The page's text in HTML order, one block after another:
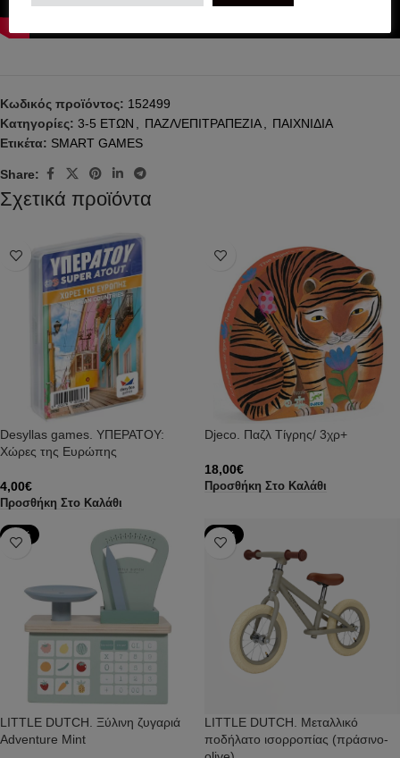
Κωδικός προϊόντος: 152499
Κατηγορίες: 3-5 ΕΤΩΝ , ΠΑΖΛ/ΕΠΙΤΡΑΠΕΖΙΑ, ΠΑΙΧΝΙΔΙΑ
Ετικέτα: SMART GAMES
Share:
Σχετικά προϊόντα
Desyllas games. ΥΠΕΡΑΤΟΥ:
Χώρες της Ευρώπης
4,00€
Προσθήκη Στο Καλάθι
Djeco. Παζλ Τίγρης/ 3χρ+
18,00€
Προσθήκη Στο Καλάθι
-23%
LITTLE DUTCH. Ξύλινη ζυγαριά
Adventure Mint
-24%
LITTLE DUTCH. Μεταλλικό
ποδήλατο ισορροπίας (πράσινο-